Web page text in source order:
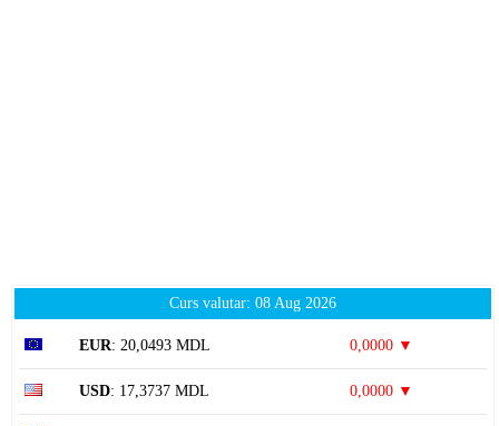
Curs valutar: 08 Aug 2026
EUR: 20,0493 MDL 0,0000 ▼
USD: 17,3737 MDL 0,0000 ▼